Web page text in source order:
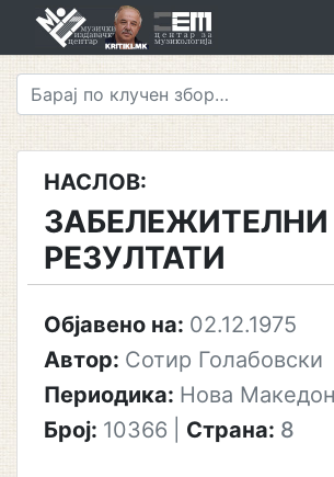
НАСЛОВ:
ЗАБЕЛЕЖИТЕЛНИ
РЕЗУЛТАТИ
Објавено на: 02.12.1975
Автор: Сотир Голабовски
Периодика: Нова
Број: 10366 Страна: 8